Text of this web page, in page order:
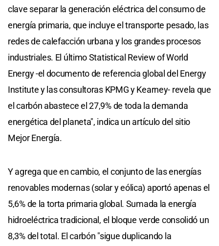
clave separar la generación eléctrica del consumo de
energía primaria, que incluye el transporte pesado, las
redes de calefacción urbana y los grandes procesos
industriales. El último Statistical Review of World
Energy -el documento de referencia global del Energy
Institute y las consultoras KPMG y Kearney- revela que
el carbón abastece el 27,9% de toda la demanda
energética del planeta", indica un artículo del sitio
Mejor Energía.
Y agrega que en cambio, el conjunto de las energías
renovables modernas (solar y eólica) aportó apenas el
5,6% de la torta primaria global. Sumada la energía
hidroeléctrica tradicional, el bloque verde consolidó un
8,3% del total. El carbón "sigue duplicando la